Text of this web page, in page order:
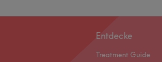
Entdecke
Treatment Guide